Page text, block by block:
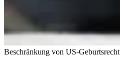
Beschränkung von US-Geburtsrecht